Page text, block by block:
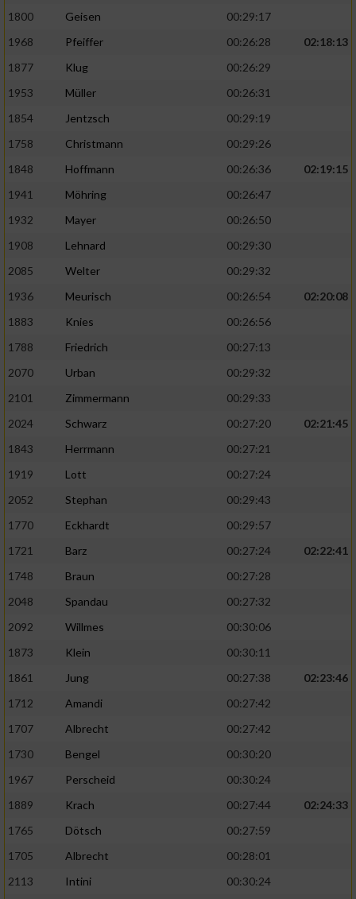
1800
Geisen
00:29:17
1968
Pfeiffer 00:26:28
02:18:13
1877
Klug
00:26:29
1953
Müller
00:26:31
1854
Jentzsch
00:29:19
1758
Christmann
00:29:26
1848
Hoffmann 00:26:36
02:19:15
1941
Möhring
00:26:47
1932
Mayer
00:26:50
1908
Lehnard
00:29:30
2085
Welter
00:29:32
1936
Meurisch 00:26:54
02:20:08
1883
Knies
00:26:56
1788
Friedrich
00:27:13
2070
Urban
00:29:32
2101
Zimmermann
00:29:33
2024
Schwarz 00:27:20
02:21:45
1843
Herrmann
00:27:21
1919
Lott
00:27:24
2052
Stephan
00:29:43
1770
Eckhardt
00:29:57
1721
Barz 00:27:24
02:22:41
1748
Braun
00:27:28
2048
Spandau
00:27:32
2092
Willmes
00:30:06
1873
Klein
00:30:11
1861
Jung 00:27:38
02:23:46
1712
Amandi
00:27:42
1707
Albrecht
00:27:42
1730
Bengel
00:30:20
1967
Perscheid
00:30:24
1889
Krach 00:27:44
02:24:33
1765
Dötsch
00:27:59
1705
Albrecht
00:28:01
2113
Intini
00:30:24